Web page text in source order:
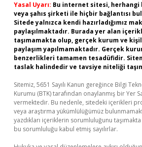
Yasal Uyarı: Bu internet sitesi, herhangi
veya şahıs şirketi ile hiçbir bağlantısı
Sitede yalnızca kendi hazırladığımız
paylaşılmaktadır. Burada yer alan
taşımamakta olup, gerçek kurum ve
paylaşım yapılmamaktadır. Gerçek
benzerlikleri tamamen tesadüfidir.
taslak halindedir ve tavsiye niteliği
Sitemiz, 5651 Sayılı Kanun gereğince Bilgi
Kurumu (BTK) tarafından onaylanmış bir Yer
vermektedir. Bu nedenle, sitedeki içerikleri
veya araştırma yükümlülüğümüz
yazdıkları içeriklerin sorumluluğunu
bu sorumluluğu kabul etmiş sayılırlar.